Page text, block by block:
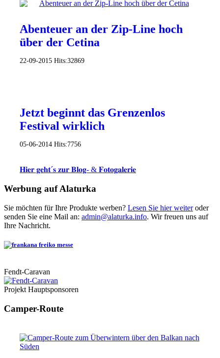
Abenteuer an der Zip-Line hoch
über der Cetina
22-09-2015 Hits:32869
Jetzt beginnt das Grenzenlos
Festival wirklich
05-06-2014 Hits:7756
𝐇𝐢𝐞𝐫 𝐠𝐞𝐡𝐭´𝐬 𝐳𝐮𝐫 𝐁𝐥𝐨𝐠- & 𝐅𝐨𝐭𝐨𝐠𝐚𝐥𝐞𝐫𝐢𝐞
Werbung auf Alaturka
Sie möchten für Ihre Produkte werben? Lesen Sie hier weiteroder
senden Sie eine Mail an: admin@alaturka.info. Wir freuen uns auf
Ihre Nachricht.
Fendt-Caravan
Projekt Hauptsponsoren
Camper-Route